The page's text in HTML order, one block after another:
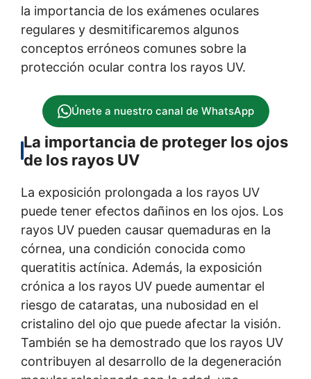
la importancia de los exámenes oculares
regulares y desmitificaremos algunos
conceptos erróneos comunes sobre la
protección ocular contra los rayos UV.
Únete a nuestro canal de WhatsApp
La importancia de proteger los ojos
de los rayos UV
La exposición prolongada a los rayos UV
puede tener efectos dañinos en los ojos. Los
rayos UV pueden causar quemaduras en la
córnea, una condición conocida como
queratitis actínica. Además, la exposición
crónica a los rayos UV puede aumentar el
riesgo de cataratas, una nubosidad en el
cristalino del ojo que puede afectar la visión.
También se ha demostrado que los rayos UV
contribuyen al desarrollo de la degeneración